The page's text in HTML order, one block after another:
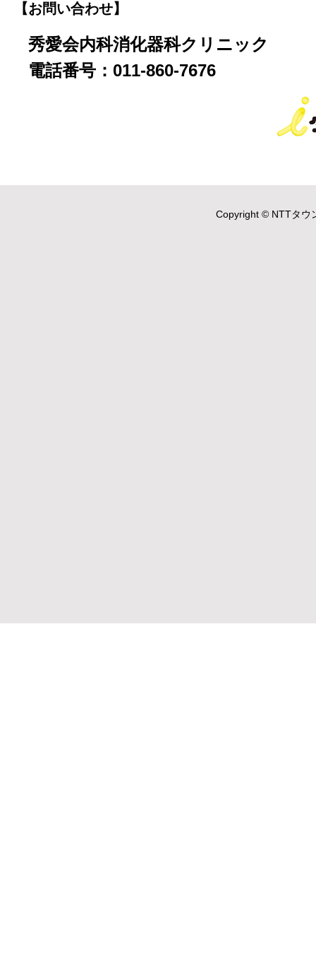
【お問い合わせ】
秀愛会内科消化器科クリニック
電話番号：011-860-7676
Copyright © NTTタウ